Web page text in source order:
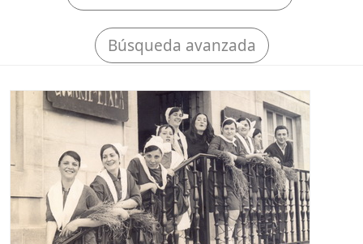
Búsqueda avanzada